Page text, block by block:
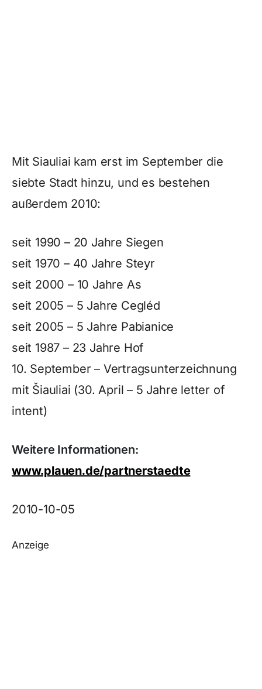
Mit Siauliai kam erst im September die
siebte Stadt hinzu, und es bestehen
außerdem 2010:
seit 1990 – 20 Jahre Siegen
seit 1970 – 40 Jahre Steyr
seit 2000 – 10 Jahre As
seit 2005 – 5 Jahre Cegléd
seit 2005 – 5 Jahre Pabianice
seit 1987 – 23 Jahre Hof
10. September – Vertragsunterzeichnung
mit Šiauliai (30. April – 5 Jahre letter of
intent)
Weitere Informationen:
www.plauen.de/partnerstaedte
2010-10-05
Anzeige